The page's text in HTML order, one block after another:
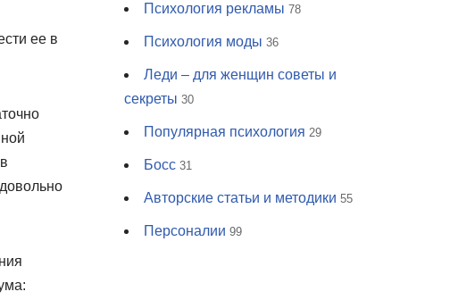
ее в
Психология рекламы 78
Психология моды 36
Леди – для женщин советы и
секреты 30
Популярная психология 29
Босс 31
Авторские статьи и методики 55
Персоналии 99